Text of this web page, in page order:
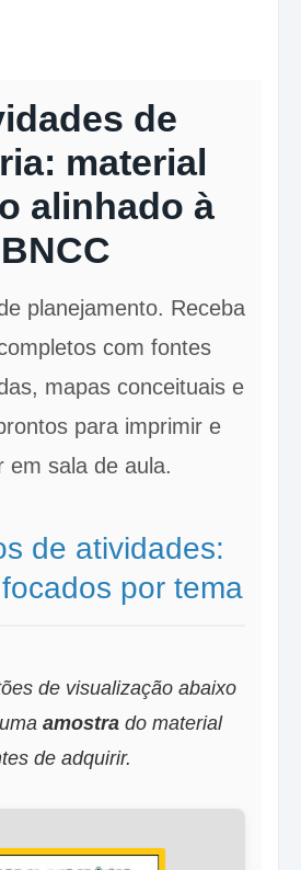
de
material
alinhado à
BNCC
planejamento. Receba
com fontes
mapas conceituais e
para imprimir e
em sala de aula.
de atividades:
por tema
de visualização abaixo
amostrado material
de adquirir.